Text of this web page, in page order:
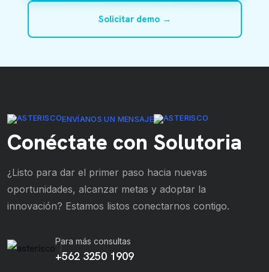
Solicitar demo →
ENVÍANOS UN MENSAJE
Conéctate con Solutoria
¿Listo para dar el primer paso hacia nuevas
oportunidades, alcanzar metas y adoptar la
innovación? Estamos listos conectarnos contigo.
Para más consultas
+562 3250 1909